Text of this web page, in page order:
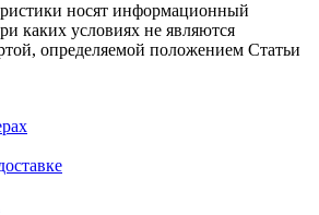
носят информационный
каких условиях не являются
определяемой положением Статьи